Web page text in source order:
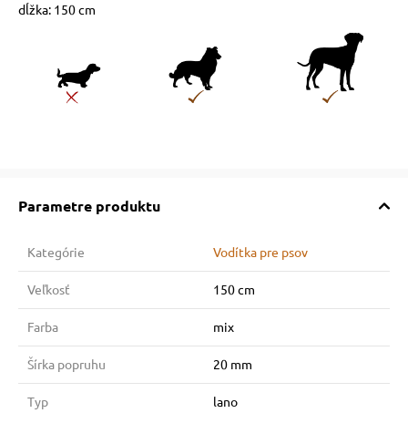
dĺžka: 150 cm
Parametre produktu
Kategórie Vodítka pre psov
Veľkosť 150 cm
Farba mix
Šírka popruhu 20 mm
Typ lano